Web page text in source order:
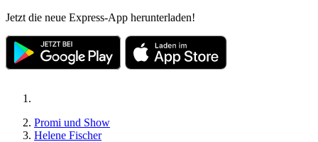
Jetzt die neue Express-App herunterladen!
Promi und Show
Helene Fischer